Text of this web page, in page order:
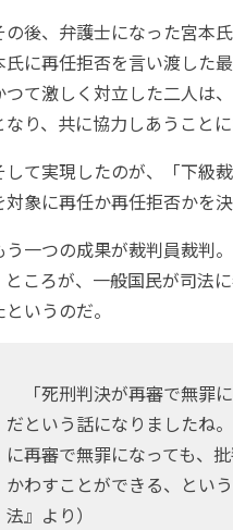
後、弁護士になった宮本
氏に再任拒否を言い渡した
つて激しく対立した二人は
なり、共に協力しあうことに
て実現したのが、「下級
対象に再任か再任拒否かを
一つの成果が裁判員裁判
ところが、一般国民が司法
というのだ。
「死刑判決が再審で無罪
だという話になりましたね
に再審で無罪になっても、
かわすことができる、とい
法』より）